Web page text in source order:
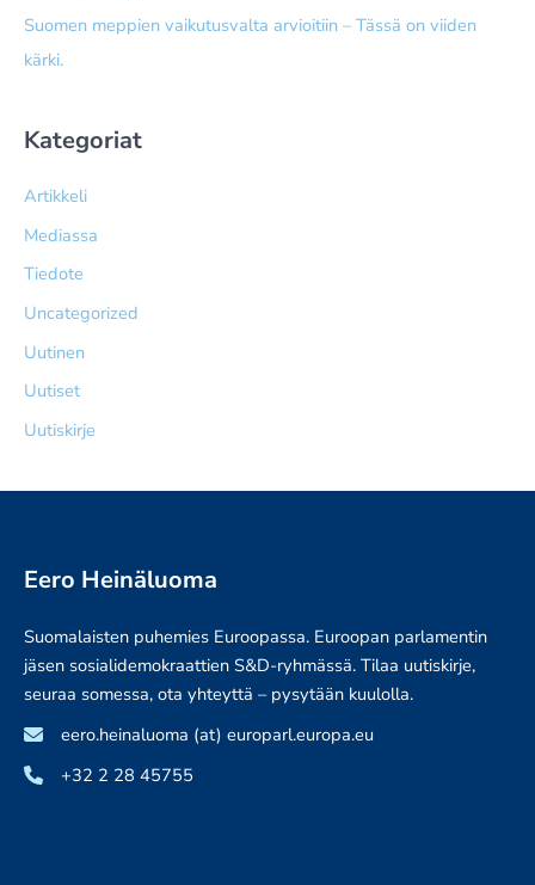
Suomen meppien vaikutusvalta arvioitiin – Tässä on viiden
kärki.
Kategoriat
Artikkeli
Mediassa
Tiedote
Uncategorized
Uutinen
Uutiset
Uutiskirje
Eero Heinäluoma
Suomalaisten puhemies Euroopassa. Euroopan parlamentin
jäsen sosialidemokraattien S&D-ryhmässä. Tilaa uutiskirje,
seuraa somessa, ota yhteyttä – pysytään kuulolla.
eero.heinaluoma (at) europarl.europa.eu
+32 2 28 45755